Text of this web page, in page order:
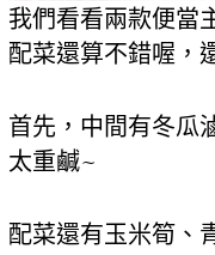
我們看看兩款便當
配菜還算不錯喔，
首先，中間有冬瓜
太重鹹~
配菜還有玉米筍、